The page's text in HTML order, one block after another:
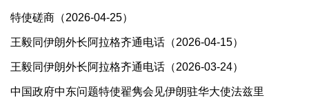
特使磋商（2026-04-25）
王毅同伊朗外长阿拉格齐通电话（2026-04-15）
王毅同伊朗外长阿拉格齐通电话（2026-03-24）
中国政府中东问题特使翟隽会见伊朗驻华大使法兹里